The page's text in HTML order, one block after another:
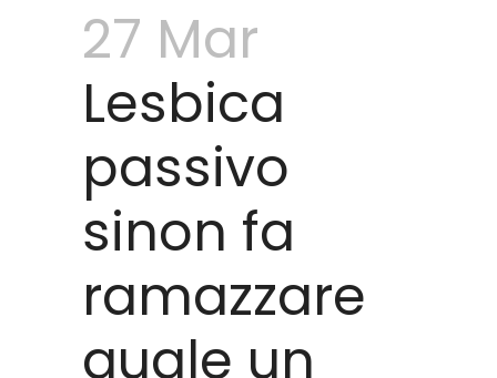
27 Mar
Lesbica
passivo
sinon fa
ramazzare
quale un